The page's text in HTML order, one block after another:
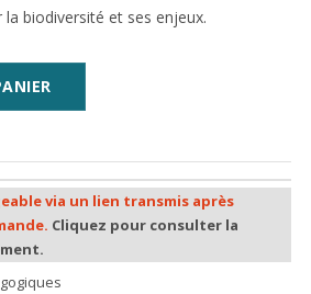
biodiversité et ses enjeux.
via un lien transmis après
Cliquez pour consulter la